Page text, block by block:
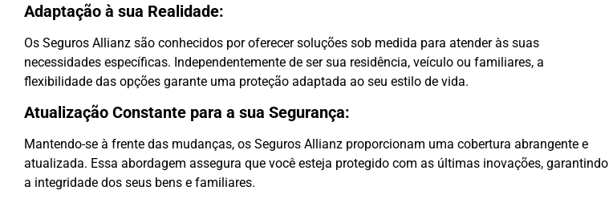
Adaptação à sua Realidade:
Os Seguros Allianz são conhecidos por oferecer soluções sob medida para atender às suas
necessidades específicas. Independentemente de ser sua residência, veículo ou familiares, a
flexibilidade das opções garante uma proteção adaptada ao seu estilo de vida.
Atualização Constante para a sua Segurança:
Mantendo-se à frente das mudanças, os Seguros Allianz proporcionam uma cobertura abrangente e
atualizada. Essa abordagem assegura que você esteja protegido com as últimas inovações, garantindo
a integridade dos seus bens e familiares.